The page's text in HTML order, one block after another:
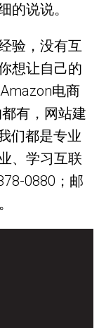
的说说。
验，没有互
想让自己的
电商
有，网站建
们都是专业
、学习互联
0880；邮